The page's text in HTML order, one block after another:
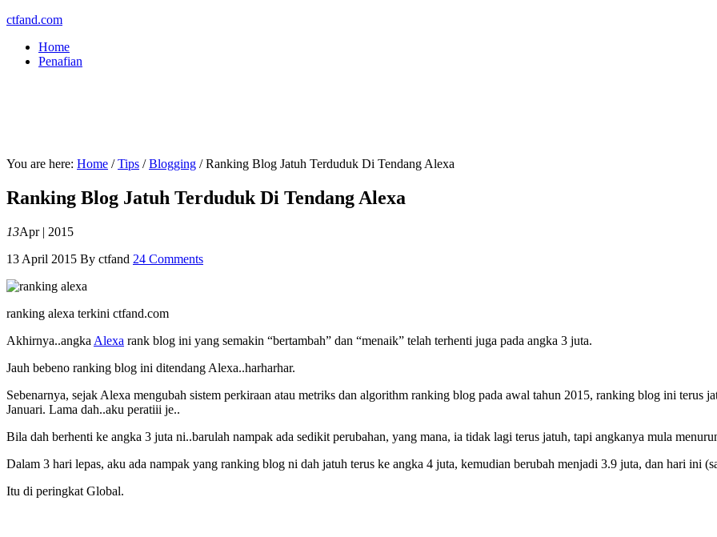
ctfand.com
Home
Penafian
You are here: Home / Tips / Blogging /Ranking Blog Jatuh Terduduk Di Tendang Alexa
Ranking Blog Jatuh Terduduk Di Tendang Alexa
13Apr | 2015
13 April 2015 By ctfand 24 Comments
ranking alexa terkini ctfand.com
Akhirnya..angka Alexa rank blog ini yang semakin “bertambah” dan “menaik” telah terhenti juga pada angka 3 juta.
Jauh bebeno ranking blog ini ditendang Alexa..harharhar.
Sebenarnya, sejak Alexa mengubah sistem perkiraan atau metriks dan algorithm ranking blog pada awal tahun 2015, ranking blog ini terus
Januari. Lama dah..aku peratiii je..
Bila dah berhenti ke angka 3 juta ni..barulah nampak ada sedikit perubahan, yang mana, ia tidak lagi terus jatuh, tapi angkanya mula
Dalam 3 hari lepas, aku ada nampak yang ranking blog ni dah jatuh terus ke angka 4 juta, kemudian berubah menjadi 3.9 juta, dan hari ini
Itu di peringkat Global.